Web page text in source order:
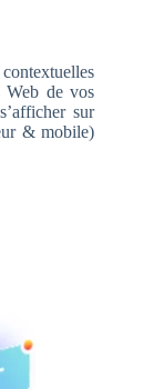
Web de vos
sur
& mobile)